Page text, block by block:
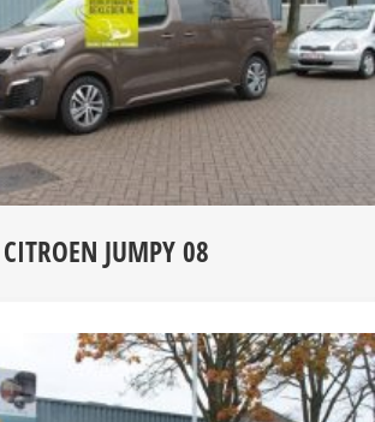
CITROEN JUMPY 08